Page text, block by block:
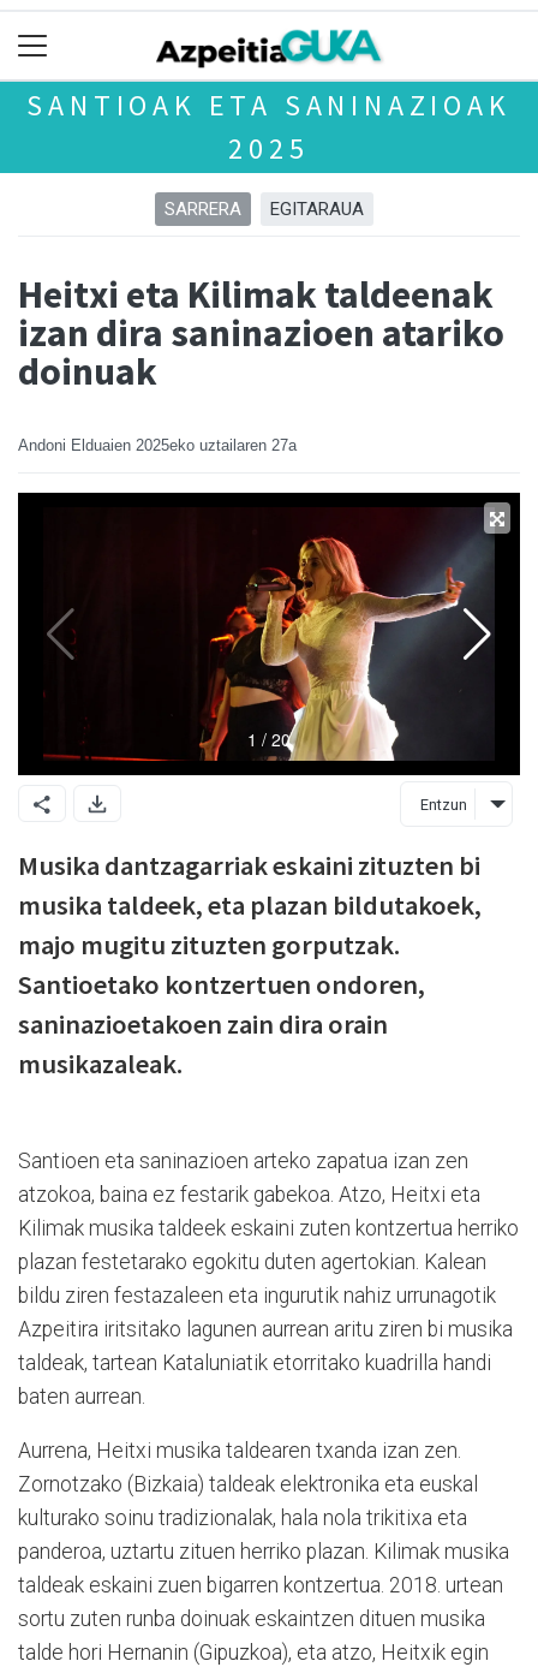
SANTIOAK ETA SANINAZIOAK
2025
SARRERA EGITARAUA
Heitxi eta Kilimak taldeenak
izan dira saninazioen atariko
doinuak
Andoni Elduaien 2025eko uztailaren 27a
Entzun
Musika dantzagarriak eskaini zituzten bi
musika taldeek, eta plazan bildutakoek,
majo mugitu zituzten gorputzak.
Santioetako kontzertuen ondoren,
saninazioetakoen zain dira orain
musikazaleak.
Santioen eta saninazioen arteko zapatua izan zen
atzokoa, baina ez festarik gabekoa. Atzo, Heitxi eta
Kilimak musika taldeek eskaini zuten kontzertua herriko
plazan festetarako egokitu duten agertokian. Kalean
bildu ziren festazaleen eta ingurutik nahiz urrunagotik
Azpeitira iritsitako lagunen aurrean aritu ziren bi musika
taldeak, tartean Kataluniatik etorritako kuadrilla handi
baten aurrean.
Aurrena, Heitxi musika taldearen txanda izan zen.
Zornotzako (Bizkaia) taldeak elektronika eta euskal
kulturako soinu tradizionalak, hala nola trikitixa eta
panderoa, uztartu zituen herriko plazan. Kilimak musika
taldeak eskaini zuen bigarren kontzertua. 2018. urtean
sortu zuten runba doinuak eskaintzen dituen musika
talde hori Hernanin (Gipuzkoa), eta atzo, Heitxik egin